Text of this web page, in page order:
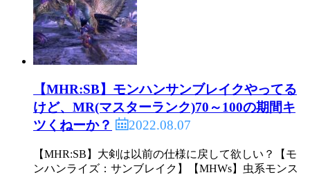
【MHR:SB】モンハンサンブレイクやってる
けど、MR(マスターランク)70～100の期間キ
ツくねーか？
2022.08.07
【MHR:SB】大剣は以前の仕様に戻して欲しい？【モ
ンハンライズ：サンブレイク】【MHWs】虫系モンス